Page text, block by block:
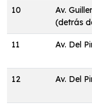
10
Av.
(detrás
11 Av. Del
12 Av. Del